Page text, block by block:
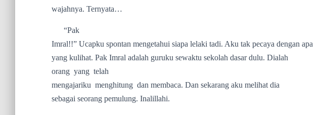
wajahnya. Ternyata…
“Pak
Imral!!” Ucapku spontan mengetahui siapa lelaki tadi. Aku tak pecaya dengan apa
yang kulihat. Pak Imral adalah guruku sewaktu sekolah dasar dulu. Dialah
orang yang telah
mengajariku menghitung dan membaca. Dan sekarang aku melihat dia
sebagai seorang pemulung. Inalillahi.